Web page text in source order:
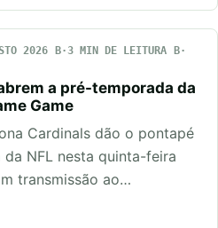
2026
3 MIN DE LEITURA
a pré-temporada da
Game
Cardinals dão o pontapé
NFL nesta quinta-feira
transmissão ao…